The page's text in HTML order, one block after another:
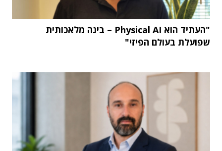
"העתיד הוא Physical AI – בינה מלאכותית
שפועלת בעולם הפיזי"